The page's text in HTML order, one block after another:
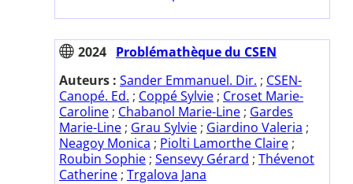
2024 Problémathèque du CSEN
Auteurs : Sander Emmanuel. Dir. ; CSEN-
Canopé. Ed. ; Coppé Sylvie ; Croset Marie-
Caroline ; Chabanol Marie-Line ; Gardes
Marie-Line ; Grau Sylvie ; Giardino Valeria ;
Neagoy Monica ; Piolti Lamorthe Claire ;
Roubin Sophie ; Sensevy Gérard ; Thévenot
Catherine ; Trgalova Jana